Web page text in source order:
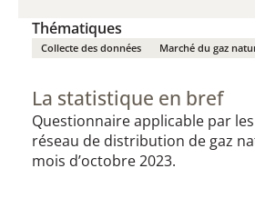
Thématiques
Collecte des données Marché du gaz
La statistique en bref
Questionnaire applicable par
réseau ​​​de distribution de gaz
mois d’octobre 2023​​​​.